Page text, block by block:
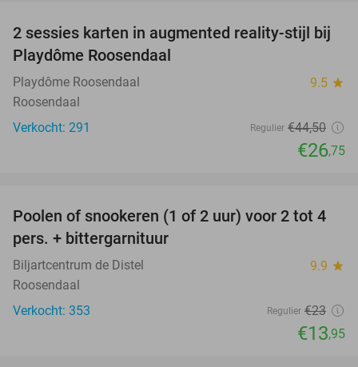
40%
2 sessies karten in augmented reality-stijl bij
Playdôme Roosendaal
Playdôme Roosendaal 9.5 star
Roosendaal
Verkocht: 291
Regulier €44,50
€26,75
39%
Poolen of snookeren (1 of 2 uur) voor 2 tot 4
pers. + bittergarnituur
Biljartcentrum de Distel 9.9 star
Roosendaal
Verkocht: 353
Regulier €23
€13,95